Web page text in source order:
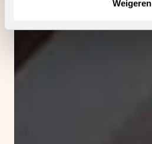
Weigeren